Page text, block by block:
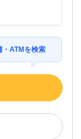
・ATMを検索